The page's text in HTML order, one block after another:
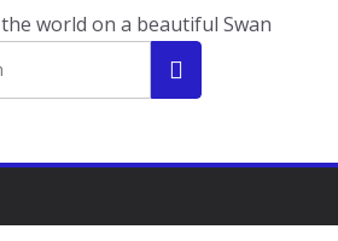
world on a beautiful Swan